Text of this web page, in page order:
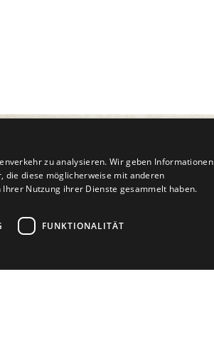
zu analysieren. Wir geben Informationen
die diese möglicherweise mit anderen
Nutzung ihrer Dienste gesammelt haben.
FUNKTIONALITÄT